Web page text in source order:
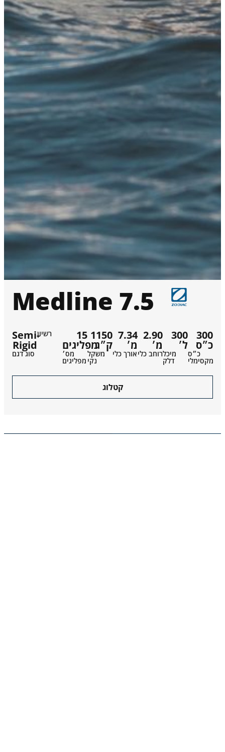
Medline 7.5
Semi-
Rigid
סוג דגם
רשיון 15
מפליגים
מס׳
מפליגים
1150
ק״ג
משקל
נקי
7.34
מ׳
אורך כלי
2.90
מ׳
רוחב כלי
300
ל׳
מיכל
דלק
300
כ״ס
כ״ס
מקסימלי
קטלוג